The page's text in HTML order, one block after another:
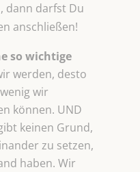
dann darfst Du
anschließen!
so wichtige
werden, desto
wir
können. UND
keinen Grund,
zu setzen,
haben. Wir